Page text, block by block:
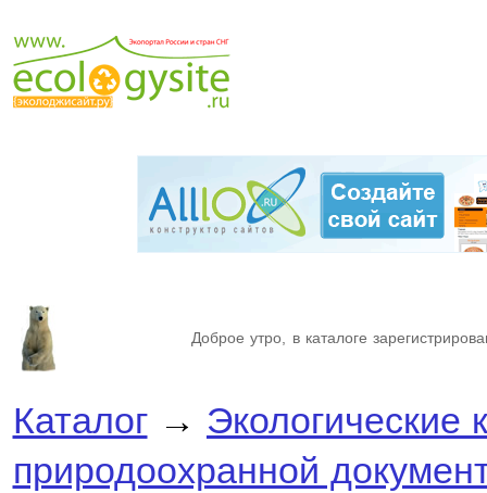
Доброе утро, в каталоге
Каталог→ Экологические
природоохранной